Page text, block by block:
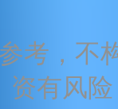
考，不
资有风